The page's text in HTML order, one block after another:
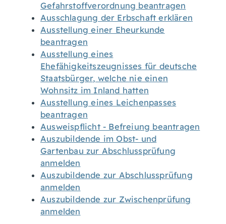
Gefahrstoffverordnung beantragen
Ausschlagung der Erbschaft erklären
Ausstellung einer Eheurkunde
beantragen
Ausstellung eines
Ehefähigkeitszeugnisses für deutsche
Staatsbürger, welche nie einen
Wohnsitz im Inland hatten
Ausstellung eines Leichenpasses
beantragen
Ausweispflicht - Befreiung beantragen
Auszubildende im Obst- und
Gartenbau zur Abschlussprüfung
anmelden
Auszubildende zur Abschlussprüfung
anmelden
Auszubildende zur Zwischenprüfung
anmelden